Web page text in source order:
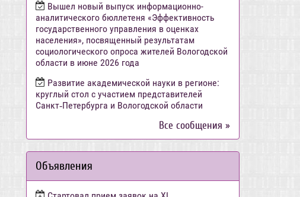
Вышел новый выпуск информационно-
аналитического бюллетеня «Эффективность
государственного управления в оценках
населения», посвященный результатам
социологического опроса жителей Вологодской
области в июне 2026 года
Развитие академической науки в регионе:
круглый стол с участием представителей
Санкт‑Петербурга и Вологодской области
Все сообщения »
Объявления